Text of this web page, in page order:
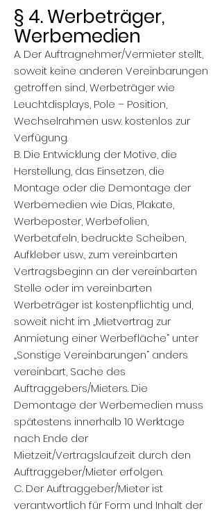
§ 4. Werbeträger,
Werbemedien
A. Der Auftragnehmer/Vermieter stellt,
soweit keine anderen Vereinbarungen
getroffen sind, Werbeträger wie
Leuchtdisplays, Pole – Position,
Wechselrahmen usw. kostenlos zur
Verfügung.
B. Die Entwicklung der Motive, die
Herstellung, das Einsetzen, die
Montage oder die Demontage der
Werbemedien wie Dias, Plakate,
Werbeposter, Werbefolien,
Werbetafeln, bedruckte Scheiben,
Aufkleber usw., zum vereinbarten
Vertragsbeginn an der vereinbarten
Stelle oder im vereinbarten
Werbeträger ist kostenpflichtig und,
soweit nicht im „Mietvertrag zur
Anmietung einer Werbefläche“ unter
„Sonstige Vereinbarungen“ anders
vereinbart, Sache des
Auftraggebers/Mieters. Die
Demontage der Werbemedien muss
spätestens innerhalb 10 Werktage
nach Ende der
Mietzeit/Vertragslaufzeit durch den
Auftraggeber/Mieter erfolgen.
C. Der Auftraggeber/Mieter ist
verantwortlich für Form und Inhalt der